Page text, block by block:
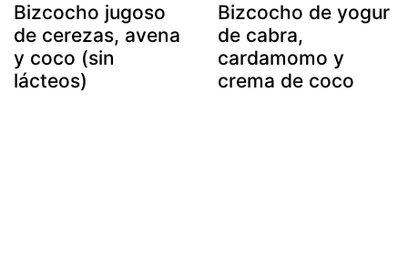
Bizcocho jugoso
de cerezas, avena
y coco (sin
lácteos)
Bizcocho de yogur
de cabra,
cardamomo y
crema de coco